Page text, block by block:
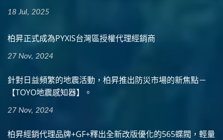
18 Jul, 2025
柏昇正式成為PYXIS台灣區授權代理經銷商
27 Nov, 2024
針對日益頻繁的地震活動，柏昇推出防災市場的新焦點－
【TOYO地震感知器】。
27 Nov, 2024
柏昇經銷代理品牌+GF+釋出全新改版優化的565蝶閥，輕量